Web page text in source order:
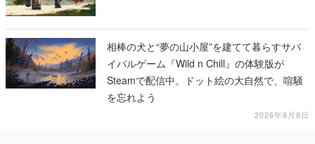
相棒の犬と“夢の山小屋”を建てて暮らすサバ
イバルゲーム『Wild n Chill』の体験版が
Steamで配信中。ドット絵の大自然で、喧騒
を忘れよう
2026年8月8日